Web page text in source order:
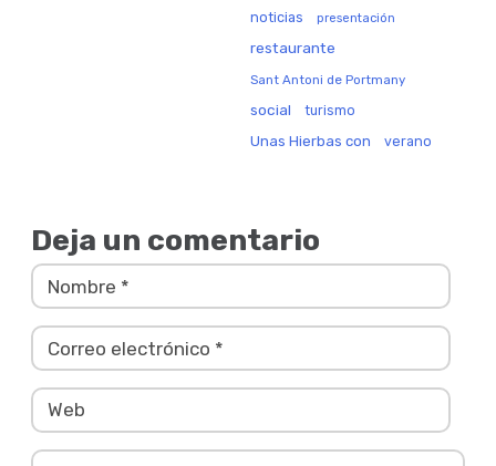
noticias presentación
restaurante
Sant Antoni de Portmany
social turismo
Unas Hierbas con verano
Deja un comentario